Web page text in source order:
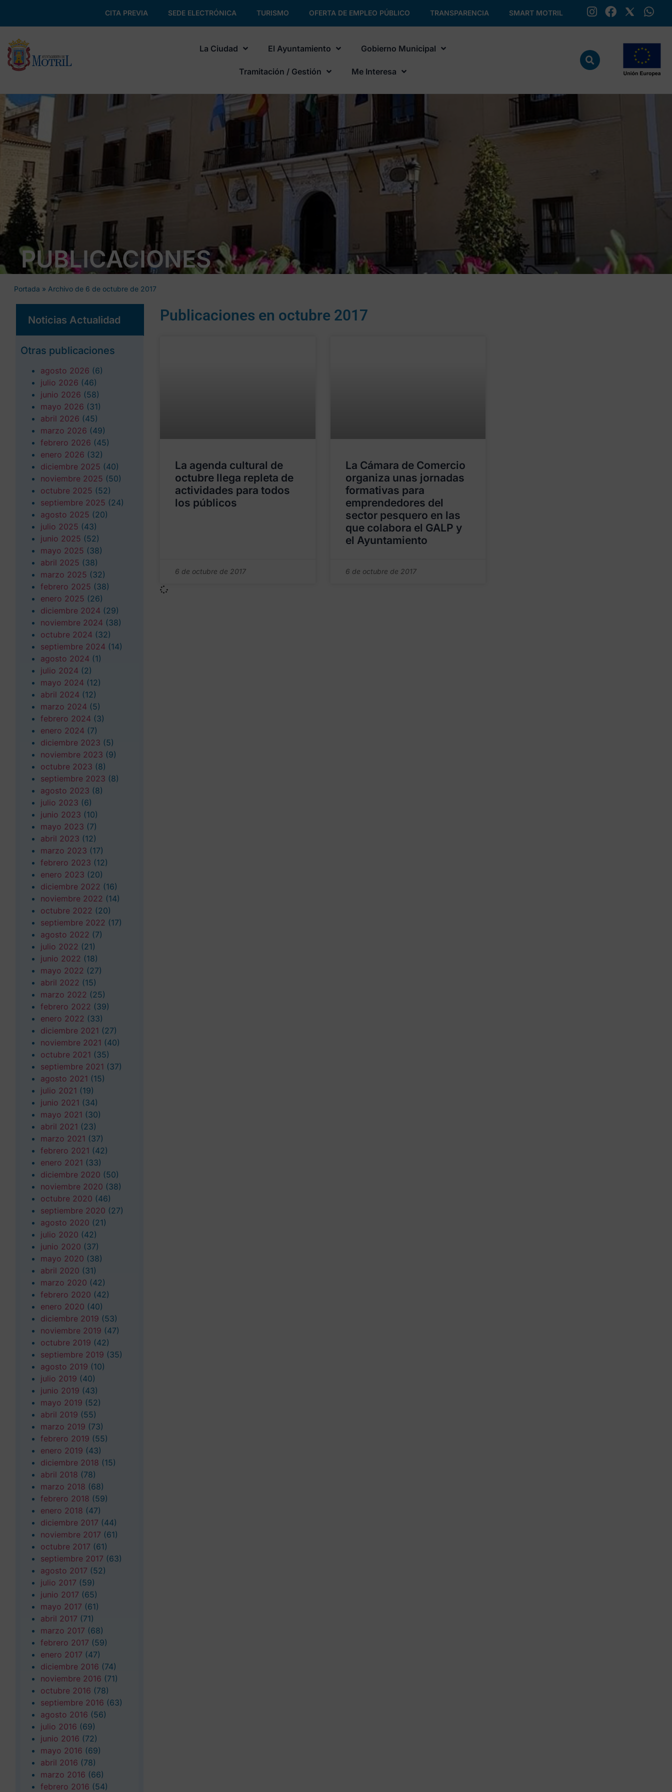
CITA PREVIA SEDE ELECTRÓNICA TURISMO OFERTA DE EMPLEO PÚBLICO TRANSPARENCIA SMART MOTRIL
La Ciudad El Ayuntamiento Gobierno Municipal
Tramitación / Gestión Me Interesa
PUBLICACIONES
Portada » Archivo de 6 de octubre de 2017
Noticias Actualidad
Otras publicaciones
agosto 2026 (6)
julio 2026 (46)
junio 2026 (58)
mayo 2026 (31)
abril 2026 (45)
marzo 2026 (49)
febrero 2026 (45)
enero 2026 (32)
diciembre 2025 (40)
noviembre 2025 (50)
octubre 2025 (52)
septiembre 2025 (24)
agosto 2025 (20)
julio 2025 (43)
junio 2025 (52)
mayo 2025 (38)
abril 2025 (38)
marzo 2025 (32)
febrero 2025 (38)
enero 2025 (26)
diciembre 2024 (29)
noviembre 2024 (38)
octubre 2024 (32)
septiembre 2024 (14)
agosto 2024 (1)
julio 2024 (2)
mayo 2024 (12)
abril 2024 (12)
marzo 2024 (5)
febrero 2024 (3)
enero 2024 (7)
diciembre 2023 (5)
noviembre 2023 (9)
octubre 2023 (8)
septiembre 2023 (8)
agosto 2023 (8)
julio 2023 (6)
junio 2023 (10)
mayo 2023 (7)
abril 2023 (12)
marzo 2023 (17)
febrero 2023 (12)
enero 2023 (20)
diciembre 2022 (16)
noviembre 2022 (14)
octubre 2022 (20)
septiembre 2022 (17)
agosto 2022 (7)
julio 2022 (21)
junio 2022 (18)
mayo 2022 (27)
abril 2022 (15)
marzo 2022 (25)
febrero 2022 (39)
enero 2022 (33)
diciembre 2021 (27)
noviembre 2021 (40)
octubre 2021 (35)
septiembre 2021 (37)
agosto 2021 (15)
julio 2021 (19)
junio 2021 (34)
mayo 2021 (30)
abril 2021 (23)
marzo 2021 (37)
febrero 2021 (42)
enero 2021 (33)
diciembre 2020 (50)
noviembre 2020 (38)
octubre 2020 (46)
septiembre 2020 (27)
agosto 2020 (21)
julio 2020 (42)
junio 2020 (37)
mayo 2020 (38)
abril 2020 (31)
marzo 2020 (42)
febrero 2020 (42)
enero 2020 (40)
diciembre 2019 (53)
noviembre 2019 (47)
octubre 2019 (42)
septiembre 2019 (35)
agosto 2019 (10)
julio 2019 (40)
junio 2019 (43)
mayo 2019 (52)
abril 2019 (55)
marzo 2019 (73)
febrero 2019 (55)
enero 2019 (43)
diciembre 2018 (15)
abril 2018 (78)
marzo 2018 (68)
febrero 2018 (59)
enero 2018 (47)
diciembre 2017 (44)
noviembre 2017 (61)
octubre 2017 (61)
septiembre 2017 (63)
agosto 2017 (52)
julio 2017 (59)
junio 2017 (65)
mayo 2017 (61)
abril 2017 (71)
marzo 2017 (68)
febrero 2017 (59)
enero 2017 (47)
diciembre 2016 (74)
noviembre 2016 (71)
octubre 2016 (78)
septiembre 2016 (63)
agosto 2016 (56)
julio 2016 (69)
junio 2016 (72)
mayo 2016 (69)
abril 2016 (78)
marzo 2016 (66)
febrero 2016 (54)
Publicaciones en octubre 2017
La agenda cultural de
octubre llega repleta de
actividades para todos
los públicos
6 de octubre de 2017
La Cámara de Comercio
organiza unas jornadas
formativas para
emprendedores del
sector pesquero en las
que colabora el GALP y
el Ayuntamiento
6 de octubre de 2017